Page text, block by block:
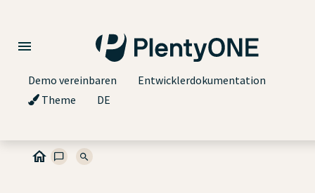
Demo vereinbaren
Entwicklerdokumentation
Theme
DE